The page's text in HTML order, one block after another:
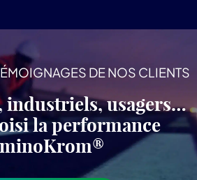
DE NOS CLIENTS
industriels, usagers…
la performance